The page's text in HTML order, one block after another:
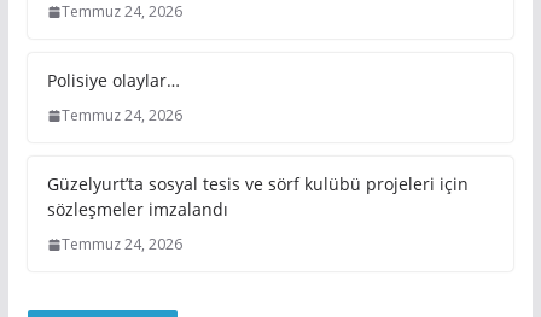
Temmuz 24, 2026
Polisiye olaylar…
Temmuz 24, 2026
Güzelyurt’ta sosyal tesis ve sörf kulübü projeleri için
sözleşmeler imzalandı
Temmuz 24, 2026